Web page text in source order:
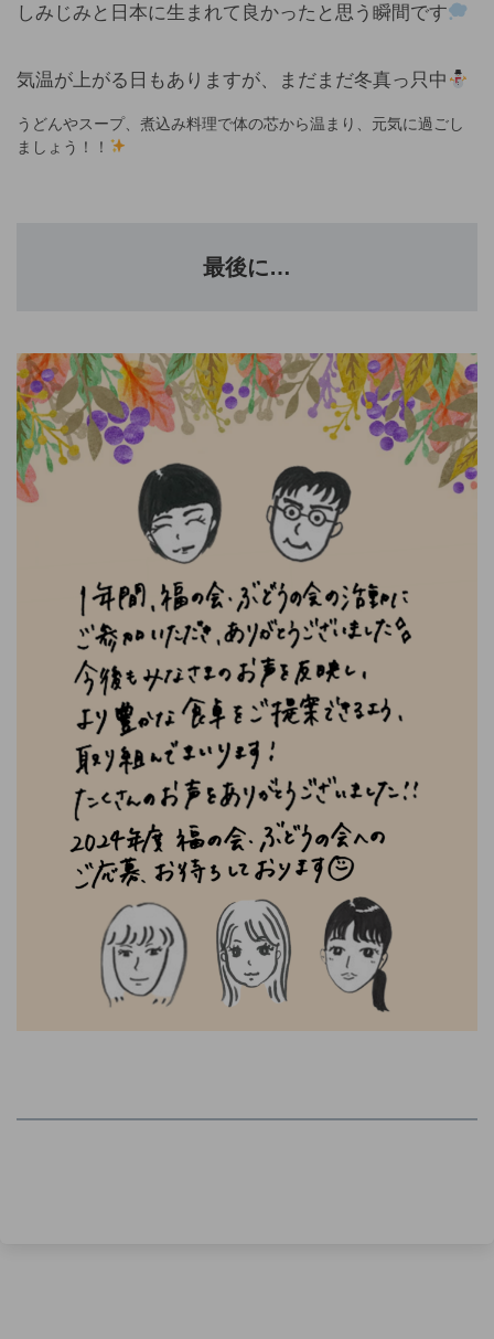
しみじみと日本に生まれて良かったと思う瞬間です
気温が上がる日もありますが、まだまだ冬真っ只中
うどんやスープ、煮込み料理で体の芯から温まり、元気に過ごし
ましょう！！
最後に…